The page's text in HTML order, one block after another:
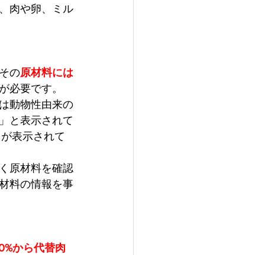
肉や卵、ミル
の原材料には
必要です。
動物性由来の
と表示されて
表示されて
原材料を確認
料の情報を事
から代替肉